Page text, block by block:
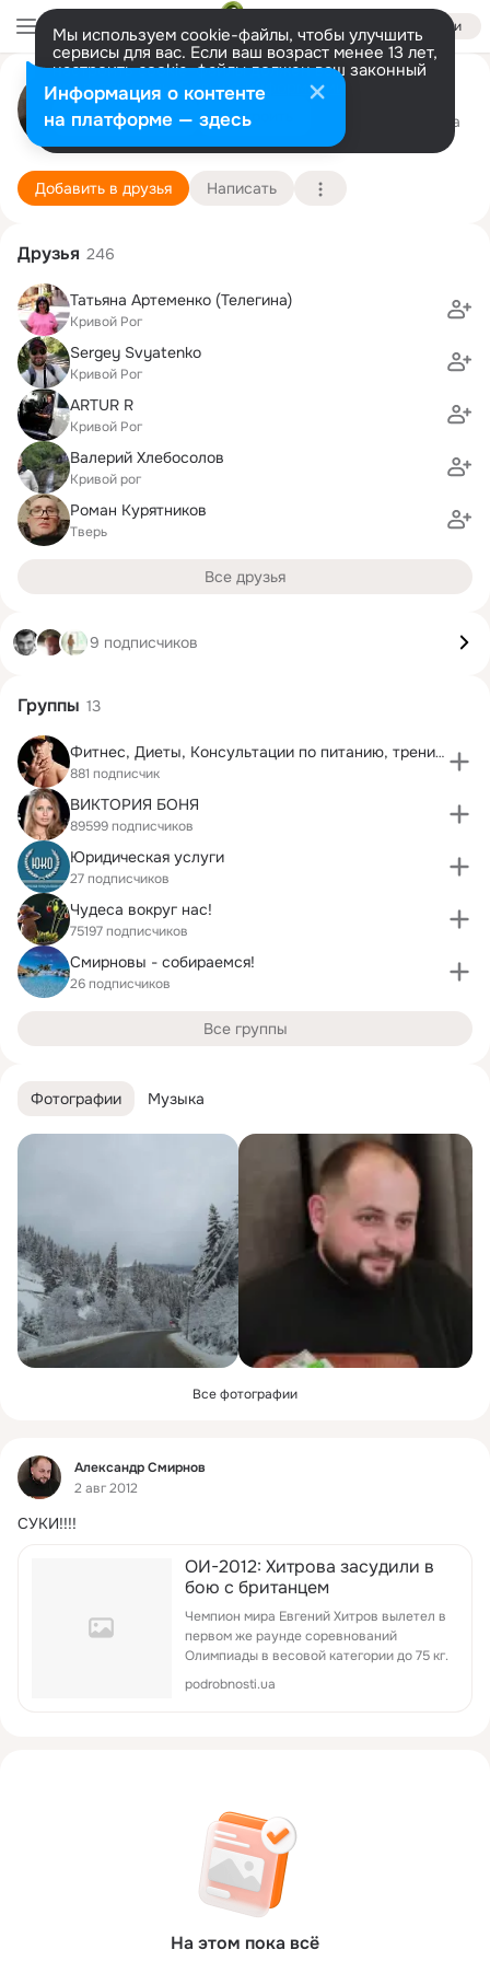
Войти
Мы используем cookie-файлы, чтобы улучшить
сервисы для вас. Если ваш возраст менее 13 лет,
настроить cookie-файлы должен ваш законный
представитель. Больше информации
Разрешить все Настроить
Александр Смирнов
Кривой Рог 21 ноября (38 лет)
22 школа
Подробнее
Добавить в друзья Написать
Фотографии Музыка
Все фотографии
Фид
Александр Смирнов
2 авг 2012
СУКИ!!!!
ОИ-2012: Хитрова засудили в
бою с британцем
Чемпион мира Евгений Хитров вылетел в
первом же раунде соревнований
Олимпиады в весовой категории до 75 кг.
podrobnosti.ua
На этом пока всё
Друзья 246
Татьяна Артеменко (Телегина)
Кривой Рог
Sergey Svyatenko
Кривой Рог
ARTUR R
Кривой Рог
Валерий Хлебосолов
Кривой рог
Роман Курятников
Тверь
Все друзья
9 подписчиков
Группы 13
Фитнес, Диеты, Консультации по питанию, тренировке
881 подписчик
ВИКТОРИЯ БОНЯ
89599 подписчиков
Юридическая услуги
27 подписчиков
Чудеса вокруг нас!
75197 подписчиков
Смирновы - собираемся!
26 подписчиков
Все группы
Информация о контенте
на платформе — здесь